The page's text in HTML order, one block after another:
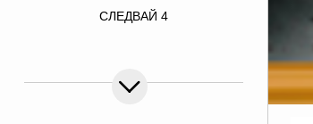
src="http://dl3.glitter-
СЛЕДВАЙ 4